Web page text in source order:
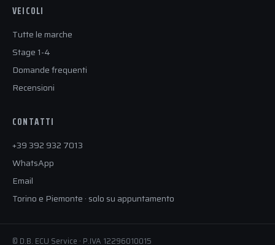
VEICOLI
Tutte le marche
Stage 1-4
Domande frequenti
Recensioni
CONTATTI
+39 392 932 7013
WhatsApp
Email
Torino e Piemonte · solo su appuntamento
© D.B. ECU Service · P.IVA 12296010015